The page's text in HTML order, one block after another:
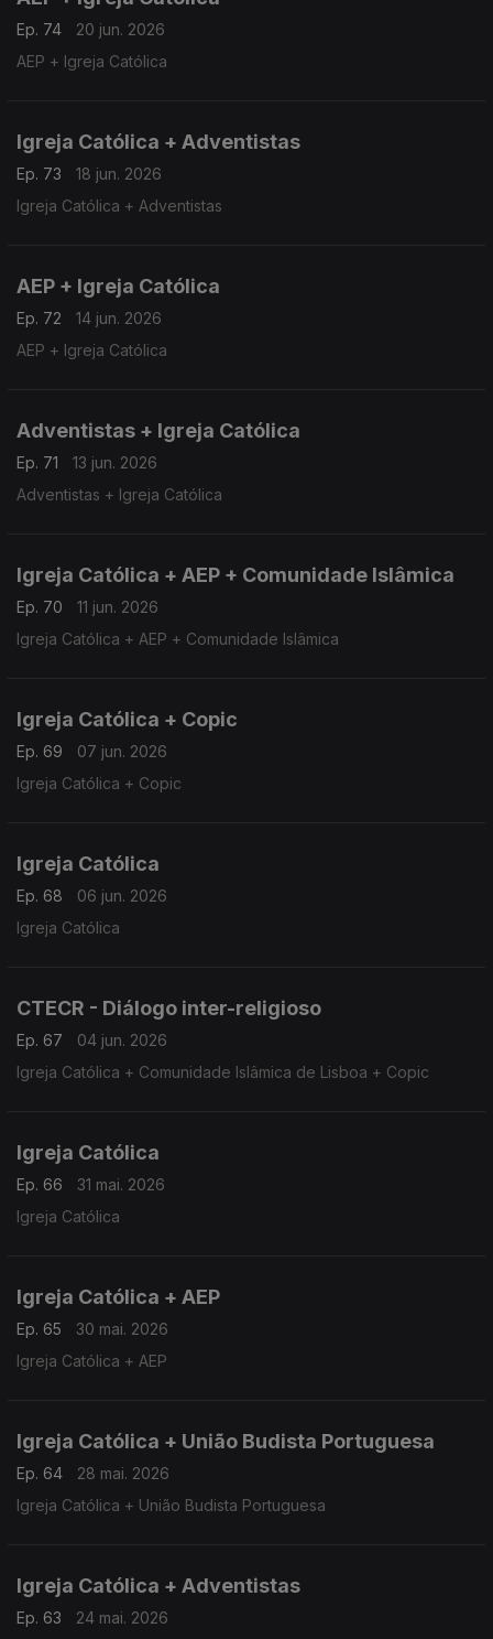
Ep. 74
20 jun. 2026
AEP + Igreja Católica
Igreja Católica + Adventistas
Ep. 73
18 jun. 2026
Igreja Católica + Adventistas
AEP + Igreja Católica
Ep. 72
14 jun. 2026
AEP + Igreja Católica
Adventistas + Igreja Católica
Ep. 71
13 jun. 2026
Adventistas + Igreja Católica
Igreja Católica + AEP + Comunidade Islâmica
Ep. 70
11 jun. 2026
Igreja Católica + AEP + Comunidade Islâmica
Igreja Católica + Copic
Ep. 69
07 jun. 2026
Igreja Católica + Copic
Igreja Católica
Ep. 68
06 jun. 2026
Igreja Católica
CTECR - Diálogo inter-religioso
Ep. 67
04 jun. 2026
Igreja Católica + Comunidade Islâmica de Lisboa + Copic
Igreja Católica
Ep. 66
31 mai. 2026
Igreja Católica
Igreja Católica + AEP
Ep. 65
30 mai. 2026
Igreja Católica + AEP
Igreja Católica + União Budista Portuguesa
Ep. 64
28 mai. 2026
Igreja Católica + União Budista Portuguesa
Igreja Católica + Adventistas
Ep. 63
24 mai. 2026